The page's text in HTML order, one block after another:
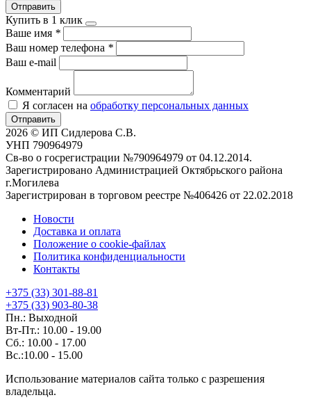
Отправить
Купить в 1 клик
Ваше имя *
Ваш номер телефона *
Ваш e-mail
Комментарий
Я согласен на обработку персональных данных
Отправить
2026 © ИП Сидлерова С.В.
УНП 790964979
Св-во о госрегистрации №790964979 от 04.12.2014.
Зарегистрировано Администрацией Октябрьского района
г.Могилева
Зарегистрирован в торговом реестре №406426 от 22.02.2018
Новости
Доставка и оплата
Положение о cookie-файлах
Политика конфиденциальности
Контакты
+375 (33) 301-88-81
+375 (33) 903-80-38
Пн.: Выходной
Вт-Пт.: 10.00 - 19.00
Сб.: 10.00 - 17.00
Вс.:10.00 - 15.00
Использование материалов сайта только с разрешения
владельца.